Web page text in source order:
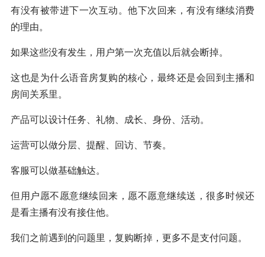
有没有被带进下一次互动。他下次回来，有没有继续消费
的理由。
如果这些没有发生，用户第一次充值以后就会断掉。
这也是为什么语音房复购的核心，最终还是会回到主播和
房间关系里。
产品可以设计任务、礼物、成长、身份、活动。
运营可以做分层、提醒、回访、节奏。
客服可以做基础触达。
但用户愿不愿意继续回来，愿不愿意继续送，很多时候还
是看主播有没有接住他。
我们之前遇到的问题里，复购断掉，更多不是支付问题。